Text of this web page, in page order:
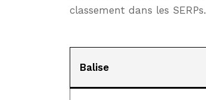
classement dans les SERPs.
Balise